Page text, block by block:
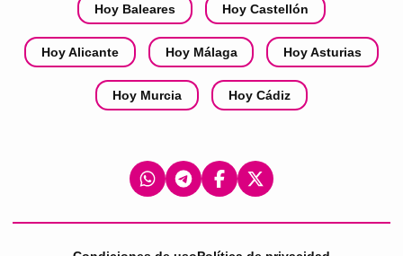
Hoy Baleares Hoy Castellón
Hoy Alicante Hoy Málaga Hoy Asturias
Hoy Murcia Hoy Cádiz